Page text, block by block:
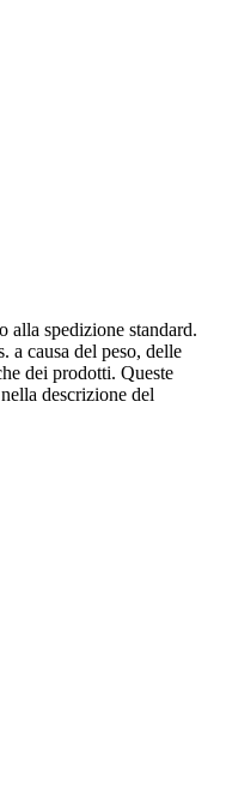
alla spedizione standard.
a causa del peso, delle
dei prodotti. Queste
descrizione del